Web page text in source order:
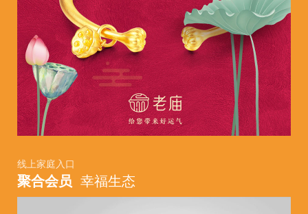
线上家庭入口
聚合会员 幸福生态